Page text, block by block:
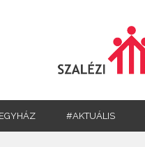
#AKTUÁLIS